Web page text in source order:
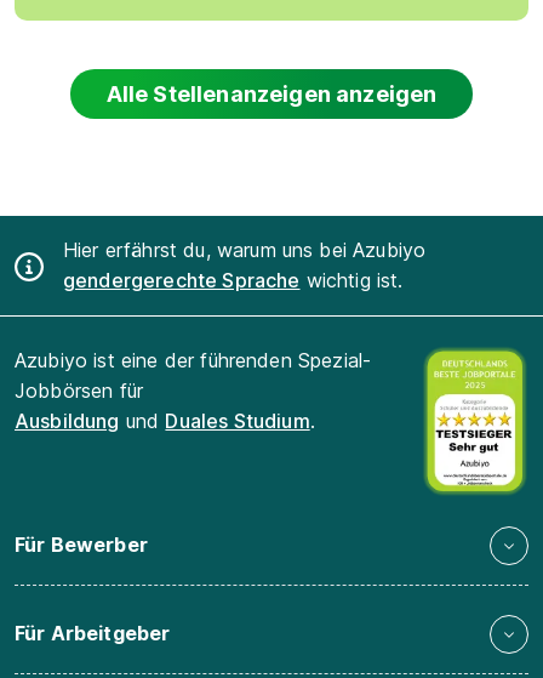
Alle Stellenanzeigen anzeigen
Hier erfährst du, warum uns bei Azubiyo
gendergerechte Sprache wichtig ist.
Azubiyo ist eine der führenden Spezial-
Jobbörsen für
Ausbildung und Duales Studium.
Für Bewerber
Für Arbeitgeber